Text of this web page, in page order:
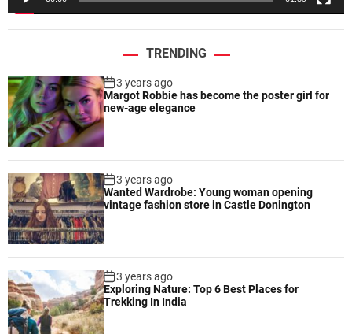
TRENDING
3 years ago
Margot Robbie has become the poster girl for
new-age elegance
3 years ago
Wanted Wardrobe: Young woman opening
vintage fashion store in Castle Donington
3 years ago
Exploring Nature: Top 6 Best Places for
Trekking In India